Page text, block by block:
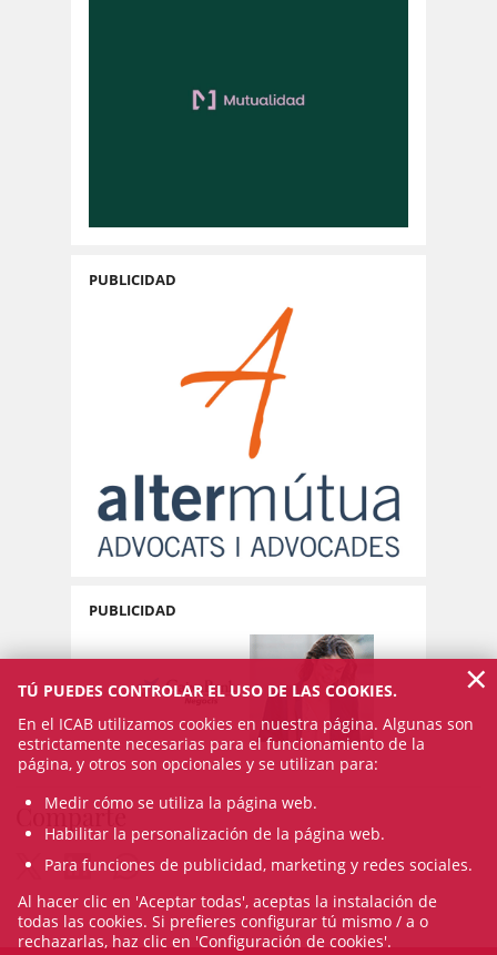
PUBLICIDAD
PUBLICIDAD
Comparte
TÚ PUEDES CONTROLAR EL USO DE LAS COOKIES.
En el ICAB utilizamos cookies en nuestra página. Algunas son
estrictamente necesarias para el funcionamiento de la
página, y otros son opcionales y se utilizan para:
Medir cómo se utiliza la página web.
Habilitar la personalización de la página web.
Para funciones de publicidad, marketing y redes sociales.
Al hacer clic en 'Aceptar todas', aceptas la instalación de
todas las cookies. Si prefieres configurar tú mismo / a o
rechazarlas, haz clic en 'Configuración de cookies'.
×